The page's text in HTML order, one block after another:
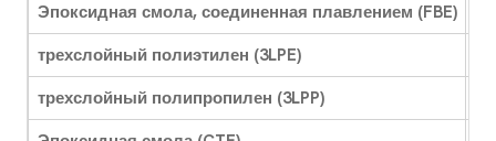
Эпоксидная смола, соединенная плавлением (FBE)
трехслойный полиэтилен (3LPE)
трехслойный полипропилен (3LPP)